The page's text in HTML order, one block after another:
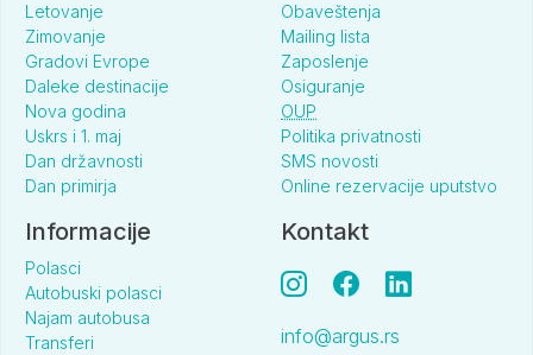
Letovanje
Zimovanje
Gradovi Evrope
Daleke destinacije
Nova godina
Uskrs i 1. maj
Dan državnosti
Dan primirja
Obaveštenja
Mailing lista
Zaposlenje
Osiguranje
OUP
Politika privatnosti
SMS novosti
Online rezervacije uputstvo
Informacije
Polasci
Autobuski polasci
Najam autobusa
Transferi
Kontakt
info@argus.rs